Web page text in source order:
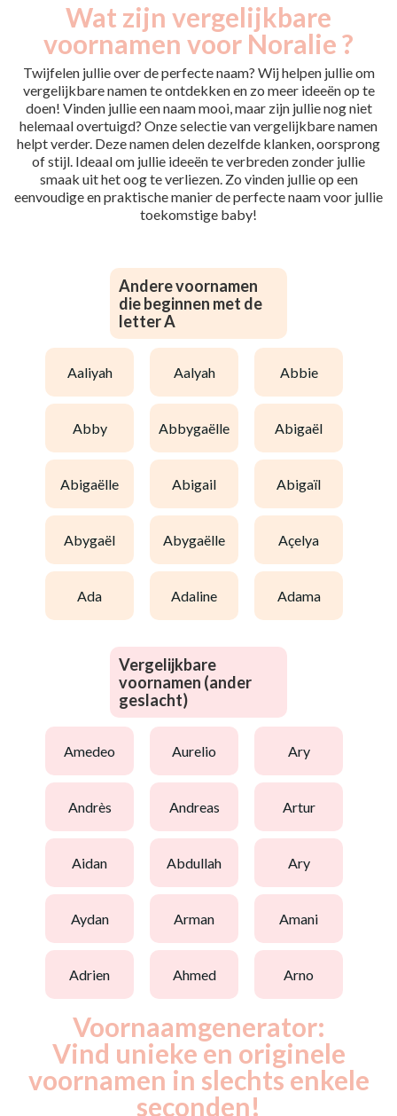
Wat zijn vergelijkbare
voornamen voor Noralie ?
Twijfelen jullie over de perfecte naam? Wij helpen jullie om
vergelijkbare namen te ontdekken en zo meer ideeën op te
doen! Vinden jullie een naam mooi, maar zijn jullie nog niet
helemaal overtuigd? Onze selectie van vergelijkbare namen
helpt verder. Deze namen delen dezelfde klanken, oorsprong
of stijl. Ideaal om jullie ideeën te verbreden zonder jullie
smaak uit het oog te verliezen. Zo vinden jullie op een
eenvoudige en praktische manier de perfecte naam voor jullie
toekomstige baby!
Andere voornamen
die beginnen met de
letter A
aaliyah aalyah abbie
abby abbygaëlle abigaël
abigaëlle abigail abigaïl
abygaël abygaëlle açelya
ada adaline adama
Vergelijkbare
voornamen (ander
geslacht)
amedeo aurelio ary
andrès andreas artur
aidan abdullah ary
aydan arman amani
adrien ahmed arno
Voornaamgenerator:
Vind unieke en originele
voornamen in slechts enkele
seconden!